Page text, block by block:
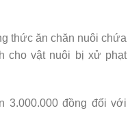
thức ăn chăn nuôi chứa
cho vật nuôi bị xử phạt
3.000.000 đồng đối với